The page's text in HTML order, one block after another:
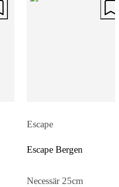
Escape
Escape Bergen
Necessär 25cm